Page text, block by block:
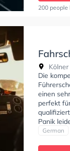
200 people
Die
einen
perfekt
Panik
der
German